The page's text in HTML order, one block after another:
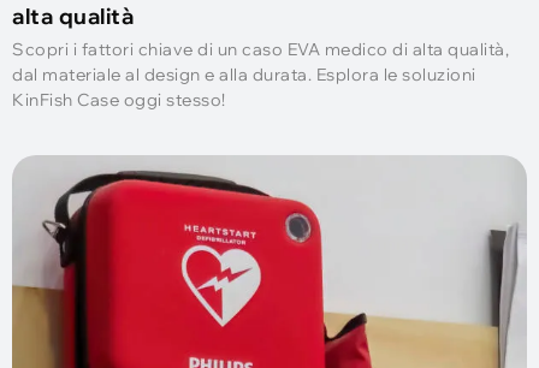
alta qualità
Scopri i fattori chiave di un caso EVA medico di alta qualità,
dal materiale al design e alla durata. Esplora le soluzioni
KinFish Case oggi stesso!